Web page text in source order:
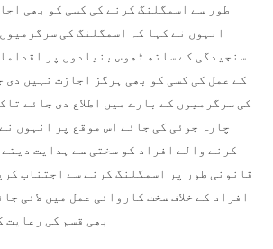
طور سے اسمگلنگ کرنے کی کسی کو بھی
انہوں نے کہا کہ اسمگلنگ کی
سنجیدگی کے ساتھ ٹھوس بنیادوں پر
کے عمل کی کسی کو بھی ہرگز اجازت نہیں دی
کی سرگرمیوں کے بارے میں اطلاع دی جائے
چارہ جوئی کی جائے اس موقع پر انہوں
کرنے والے افراد کو سختی سے ہدایت دیتے
قانونی طور پر اسمگلنگ کرنے سے اجتناب
افراد کے خلاف سخت کاروائی عمل میں لائی
بھی قسم کی رعایت